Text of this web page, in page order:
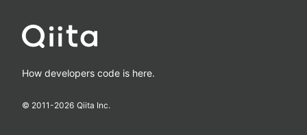
How developers code is here.
© 2011-2026 Qiita Inc.